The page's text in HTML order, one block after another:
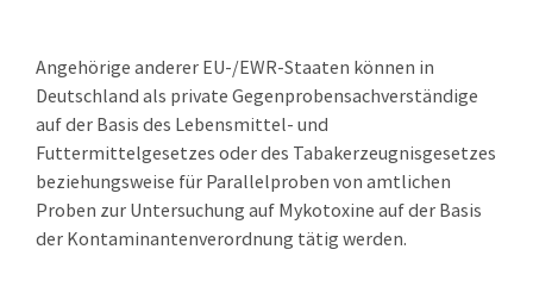
Angehörige anderer EU-/EWR-Staaten können in
Deutschland als private Gegenprobensachverständige
auf der Basis des Lebensmittel- und
Futtermittelgesetzes oder des Tabakerzeugnisgesetzes
beziehungsweise für Parallelproben von amtlichen
Proben zur Untersuchung auf Mykotoxine auf der Basis
der Kontaminantenverordnung tätig werden.